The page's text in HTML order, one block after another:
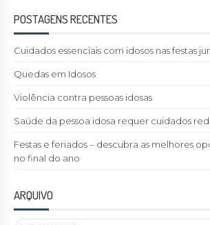
POSTAGENS RECENTES
Cuidados essenciais com idosos nas festas
Quedas em Idosos
Violência contra pessoas idosas
Saúde da pessoa idosa requer cuidados
Festas e feriados – descubra as melhores
no final do ano
ARQUIVO